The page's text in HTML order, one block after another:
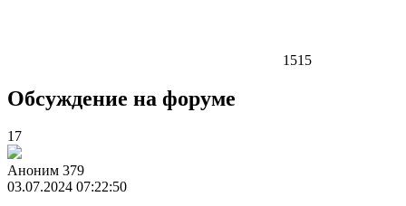
1515
Обсуждение на форуме
17
Аноним 379
03.07.2024 07:22:50